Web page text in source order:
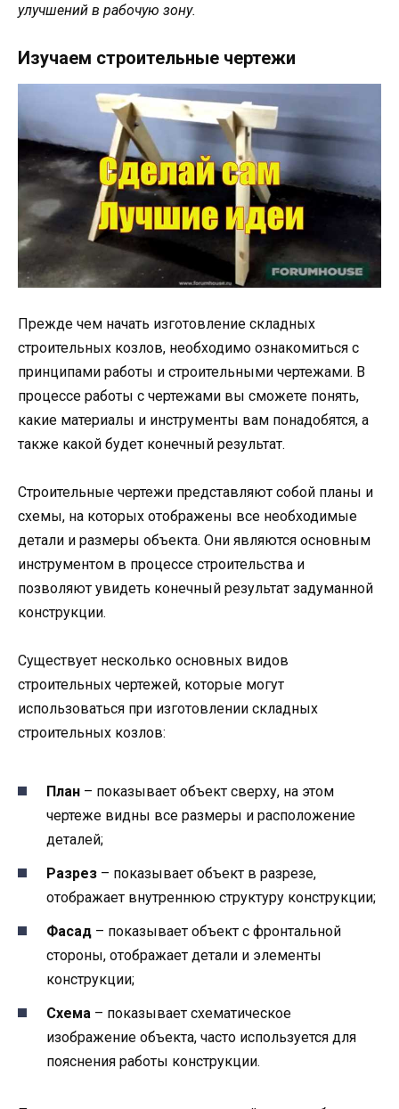
улучшений в рабочую зону.
Изучаем строительные чертежи
Прежде чем начать изготовление складных
строительных козлов, необходимо ознакомиться с
принципами работы и строительными чертежами. В
процессе работы с чертежами вы сможете понять,
какие материалы и инструменты вам понадобятся, а
также какой будет конечный результат.
Строительные чертежи представляют собой планы и
схемы, на которых отображены все необходимые
детали и размеры объекта. Они являются основным
инструментом в процессе строительства и
позволяют увидеть конечный результат задуманной
конструкции.
Существует несколько основных видов
строительных чертежей, которые могут
использоваться при изготовлении складных
строительных козлов:
План – показывает объект сверху, на этом
чертеже видны все размеры и расположение
деталей;
Разрез – показывает объект в разрезе,
отображает внутреннюю структуру конструкции;
Фасад – показывает объект с фронтальной
стороны, отображает детали и элементы
конструкции;
Схема – показывает схематическое
изображение объекта, часто используется для
пояснения работы конструкции.